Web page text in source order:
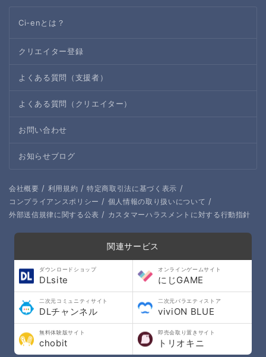
Ci-enとは？
クリエイター登録
よくある質問（支援者）
よくある質問（クリエイター）
お問い合わせ
お知らせブログ
会社概要 / 利用規約 / 特定商取引法に基づく表示 /
コンプライアンスポリシー / 個人情報の取り扱いについて /
外部送信規律に関する公表 / カスタマーハラスメントに対する行動指針
関連サービス
ダウンロードショップ
DLsite
オンラインゲームサイト
にじGAME
二次元コミュニティサイト
DLチャンネル
二次元バラエティストア
viviON BLUE
無料体験版サイト
chobit
即売会取り置きサイト
トリオキニ